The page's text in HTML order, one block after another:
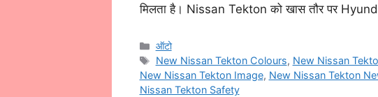
मिलता है। Nissan Tekton को खास तौर पर
Categories
ऑटो
Tags
New Nissan Tekton Colours, New Nissan
New Nissan Tekton Image, New Nissan Tekton
Nissan Tekton Safety